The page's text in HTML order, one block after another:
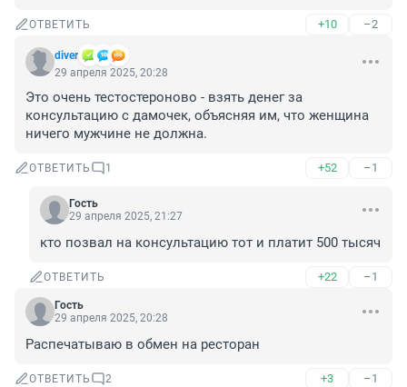
ОТВЕТИТЬ +10 –2
diver
29 апреля 2025, 20:28
Это очень тестостероново - взять денег за
консультацию с дамочек, объясняя им, что женщина
ничего мужчине не должна.
ОТВЕТИТЬ 1 +52 –1
Гость
29 апреля 2025, 21:27
кто позвал на консультацию тот и платит 500 тысяч
ОТВЕТИТЬ +22 –1
Гость
29 апреля 2025, 20:28
Распечатываю в обмен на ресторан
ОТВЕТИТЬ 2 +3 –1